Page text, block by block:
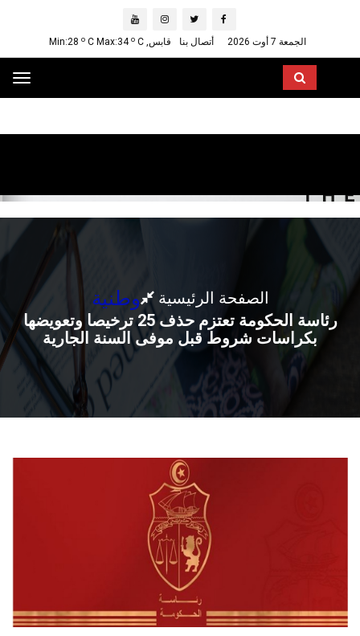
الجمعة 7 أوت 2026 أتصال بنا قابس, Min:28 oC Max:34 oC
الصفحة الرئيسية وطنية
رئاسة الحكومة تعتزم حذف 25 ترخيصا وتعويضها
بكراسات شروط قبل موفى السنة الجارية